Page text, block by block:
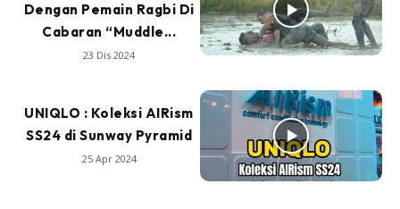
Dengan Pemain Ragbi Di
Cabaran “Muddle...
23 Dis 2024
UNIQLO : Koleksi AIRism
SS24 di Sunway Pyramid
25 Apr 2024